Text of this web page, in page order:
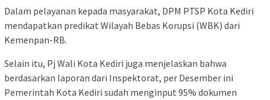
Dalam pelayanan kepada masyarakat, DPM PTSP Kota Kediri
mendapatkan predikat Wilayah Bebas Korupsi (WBK) dari
Kemenpan-RB.
Selain itu, Pj Wali Kota Kediri juga menjelaskan bahwa
berdasarkan laporan dari Inspektorat, per Desember ini
Pemerintah Kota Kediri sudah menginput 95% dokumen